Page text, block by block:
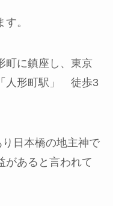
。
町に鎮座し、東京
人形町駅」 徒歩3
日本橋の地主神で
があると言われて